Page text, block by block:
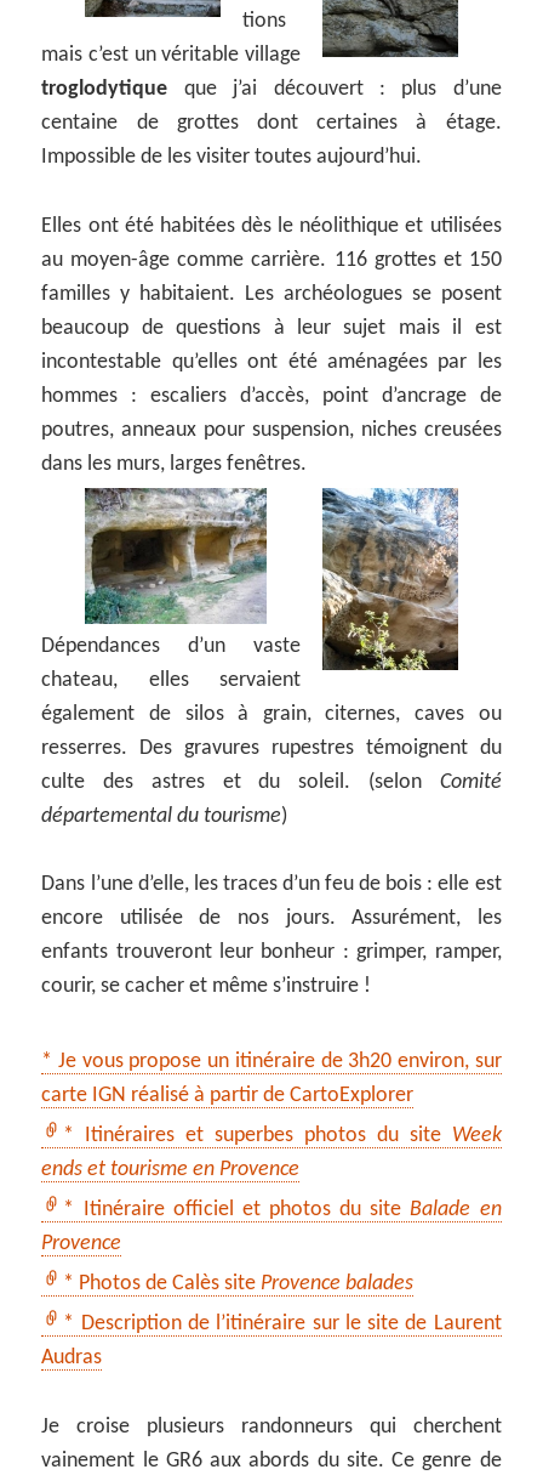
tions
mais c’est un véritable village
troglodytique que j’ai découvert : plus d’une
centaine de grottes dont certaines à étage.
Impossible de les visiter toutes aujourd’hui.
Elles ont été habitées dès le néolithique et utilisées
au moyen-âge comme carrière. 116 grottes et 150
familles y habitaient. Les archéologues se posent
beaucoup de questions à leur sujet mais il est
incontestable qu’elles ont été aménagées par les
hommes : escaliers d’accès, point d’ancrage de
poutres, anneaux pour suspension, niches creusées
dans les murs, larges fenêtres.
Dépendances d’un vaste
chateau, elles servaient
également de silos à grain, citernes, caves ou
resserres. Des gravures rupestres témoignent du
culte des astres et du soleil. (selon Comité
départemental du tourisme)
Dans l’une d’elle, les traces d’un feu de bois : elle est
encore utilisée de nos jours. Assurément, les
enfants trouveront leur bonheur : grimper, ramper,
courir, se cacher et même s’instruire !
* Je vous propose un itinéraire de 3h20 environ, sur
carte IGN réalisé à partir de CartoExplorer
* Itinéraires et superbes photos du site Week
ends et tourisme en Provence
* Itinéraire officiel et photos du siteBalade en
Provence
* Photos de Calès site Provence balades
* Description de l’itinéraire sur le site de Laurent
Audras
Je croise plusieurs randonneurs qui cherchent
vainement le GR6 aux abords du site. Ce genre de